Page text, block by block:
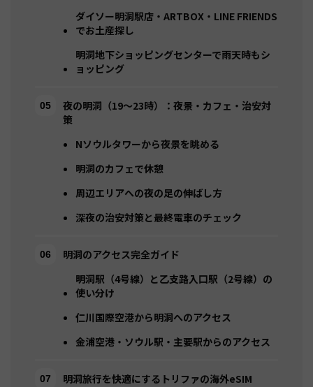
ダイソー明洞駅店・ARTBOX・LINE FRIENDS
でお土産探し
明洞地下ショッピングセンターで雨天時もシ
ョッピング
夜の明洞（19〜23時）：夜景・カフェ・治安対
策
Nソウルタワーから夜景を眺める
明洞のカフェで休憩
周辺エリアへの夜の足の伸ばし方
深夜の治安対策と最終電車のチェック
明洞のアクセス完全ガイド
明洞駅（4号線）と乙支路入口駅（2号線）の
使い分け
仁川国際空港から明洞へのアクセス
金浦空港・ソウル駅・主要駅からのアクセス
明洞旅行を快適にするトリファの海外eSIM